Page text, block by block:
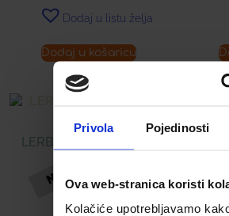
Privola Pojedinosti
Ova web-stranica koristi
Kolačiće upotrebljavamo
Dodaj u listu želja
Dodaj u košaricu
LERBOLARIO BERRIES